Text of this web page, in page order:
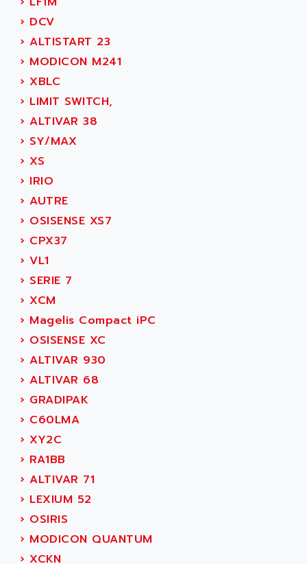
KDA
TDA
BUM
BUS
DIAX 04
DIAX 4
cms3
AMS
R6TXB
MOVIDYN
LEXIUM
SERVVODYN
SERVODYN
SE50
LTD12
MDLA
MDLS
ACMD2
ACM
PLS514
PLS510
PLS508
SERVOSTAR
AC FEED MOTOR
ADAPTATER
ADAPTATIVE
ADAPTEC
ADAPTORR
ADAS
ADC AUTOMATICA
ADDA
ADEL SYSTEM
ADEPT
ADEPT TECHNOLOGY
ADETEC
ADISCOM
ADITEC
ADL
ADL EUROTECH
ADLEE POWERTRONIC
ADLINK
ADLINK TECHNOLOGY
ADM ELECTRONIC
ADMV
ADN
ADN PESAGE
ADTECH POWER INC
ADV
ADVANCE
› DCV
› ALTISTART 23
› MODICON M241
› XBLC
› LIMIT SWITCH,
› ALTIVAR 38
› SY/MAX
› XS
› IRIO
› AUTRE
› OSISENSE XS7
› CPX37
› VL1
› SERIE 7
› XCM
› Magelis Compact iPC
› OSISENSE XC
› ALTIVAR 930
› ALTIVAR 68
› GRADIPAK
› C60LMA
› XY2C
› RA1BB
› ALTIVAR 71
› LEXIUM 52
› OSIRIS
› MODICON QUANTUM
› XCKN